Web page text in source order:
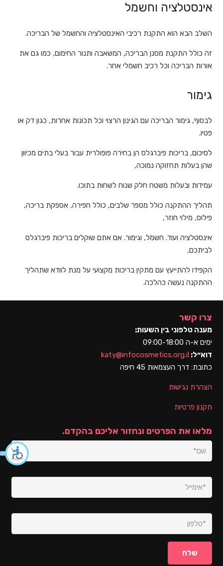
אינסטלציה וחשמל
השלב הבא הוא התקנת רכיבי האינסטלציה והחשמל של הבריכה.
זה כולל התקנת מסנן הבריכה, המשאבה ותנור החימום, כמו גם את
אורות הבריכה וכל רכיב חשמלי אחר.
גימור
לבסוף, גימור הבריכה עם הגינון הרצוי וכל תכונות אחרות, כגון דק או
פטיו.
לסיכום, בריכות פיברגלס הן בחירה פופולרית עבור בעלי בתים מכיוון
שהן בעלות תחזוקה נמוכה,
עמידות ובעלות משטח חלק שנוח לשחות בתוכו.
תהליך ההתקנה כולל מספר שלבים, כולל חפירה, אספקת בריכה,
פילוס, מילוי חוזר,
אינסטלציה ועוד. חשמל, וגימור. אם אתם שוקלים בריכות פיברגלס
לביתכם,
הקפידו להתייעץ עם מתקין בריכות מקצועי על מנת לוודא שתהליך
ההתקנה נעשה כהלכה.
צרו קשר
מענה טלפוני בין השעות:
ימים א-ה 09:00-18:00
דוא״ל:katy@infocosmetics.org.il
כתובת:דרך העצמאות 45 חיפה
הצהרת נגישות
תקנון פרטיות
מלאו את הפרטים ונחזור אליכם בהקדם.